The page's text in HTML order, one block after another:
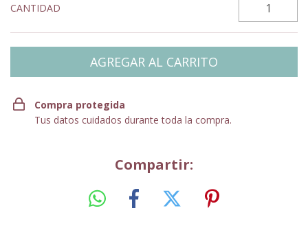
CANTIDAD
Compra protegida
Tus datos cuidados durante toda la compra.
Compartir: